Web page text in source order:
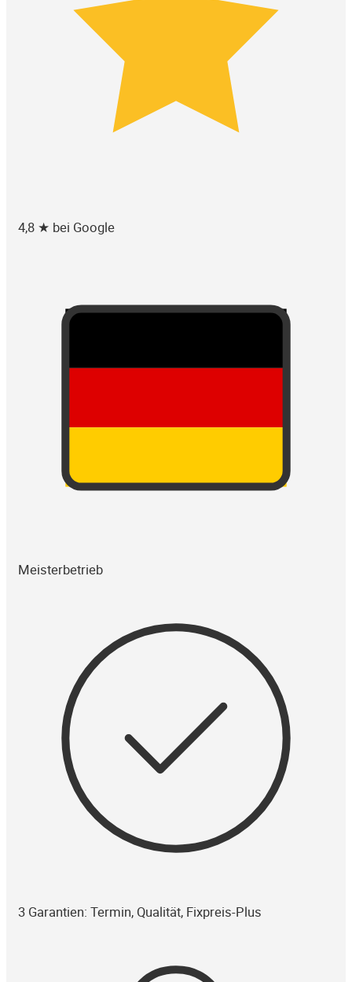
4,8 ★ bei Google
Meisterbetrieb
3 Garantien: Termin, Qualität, Fixpreis-Plus